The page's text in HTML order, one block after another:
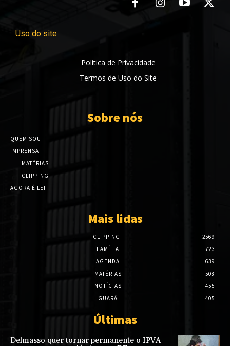
Uso do site
Política de Privacidade
Termos de Uso do Site
Sobre nós
QUEM SOU
IMPRENSA
MATÉRIAS
CLIPPING
AGORA É LEI
Mais lidas
CLIPPING
2569
FAMÍLIA
723
AGENDA
639
MATÉRIAS
508
NOTÍCIAS
455
GUARÁ
405
Últimas
Delmasso quer tornar permanente o IPVA